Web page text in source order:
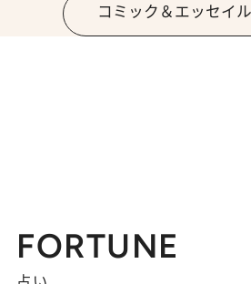
コミック＆エッセイ
FORTUNE